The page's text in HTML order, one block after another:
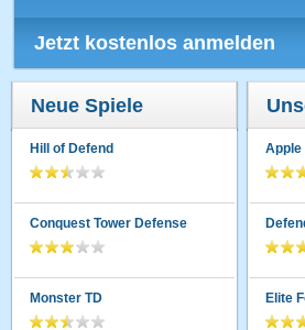
Jetzt kostenlos anmelden
Neue Spiele
Hill of Defend
Conquest Tower Defense
Monster TD
Apple
Elite